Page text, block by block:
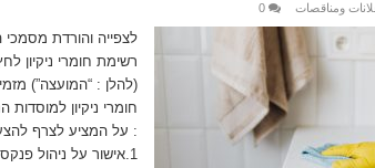
ومناقصات 0
לצפייה והורדת
רשימת חומרי ניקיון
(להלן : “המועצה”)
חומרי ניקיון
: על המציע לצרף
1.אישור על ניהול